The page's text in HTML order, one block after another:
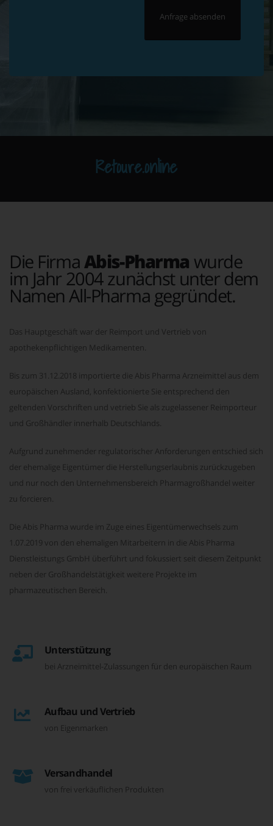
Retoure.online
Die Firma Abis-Pharma wurde
im Jahr 2004 zunächst unter dem
Namen All-Pharma gegründet.
Das Hauptgeschäft war der Reimport und Vertrieb von
apothekenpflichtigen Medikamenten.
Bis zum 31.12.2018 importierte die Abis Pharma Arzneimittel aus dem
europäischen Ausland, konfektionierte Sie entsprechend den
geltenden Vorschriften und vetrieb Sie als zugelassener Reimporteur
und Großhändler innerhalb Deutschlands.
Aufgrund zunehmender regulatorischer Anforderungen entschied sich
der ehemalige Eigentümer die Herstellungserlaubnis zurückzugeben
und nur noch den Unternehmensbereich Pharmagroßhandel weiter
zu forcieren.
Die Abis Pharma wurde im Zuge eines Eigentümerwechsels zum
1.07.2019 von den ehemaligen Mitarbeitern in die Abis Pharma
Dienstleistungs GmbH überführt und fokussiert seit diesem Zeitpunkt
neben der Großhandelstätigkeit weitere Projekte im
pharmazeutischen Bereich.
Unterstützung
bei Arzneimittel-Zulassungen für den europäischen Raum
Aufbau und Vertrieb
von Eigenmarken
Versandhandel
von frei verkäuflichen Produkten